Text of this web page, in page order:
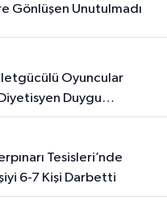
Gönlüşen Unutulmadı
Duygu
6-7 Kişi Darbetti